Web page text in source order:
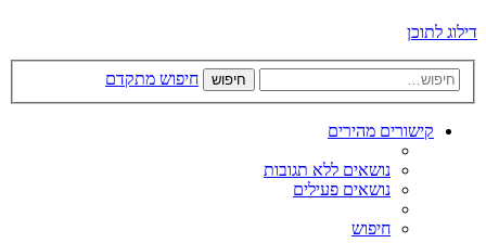
דילוג לתוכן
חיפוש חיפוש מתקדם
קישורים מהירים
נושאים ללא תגובות
נושאים פעילים
חיפוש